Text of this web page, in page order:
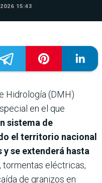
15:43
Hidrología (DMH)
en el que
sistema de
el territorio nacional
y se extenderá hasta
tormentas eléctricas,
de granizos en